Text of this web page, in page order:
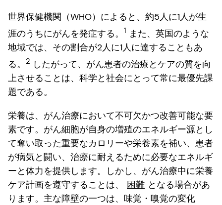
世界保健機関（WHO）によると、約5人に1人が生
涯のうちにがんを発症する。 1 また、英国のような
地域では、その割合が2人に1人に達することもあ
る。
2 したがって、がん患者の治療とケアの質を向
上させることは、科学と社会にとって常に最優先課
題である。
栄養は、がん治療において不可欠かつ改善可能な要
素です。がん細胞が自身の増殖のエネルギー源とし
て奪い取った重要なカロリーや栄養素を補い、患者
が病気と闘い、治療に耐えるために必要なエネルギ
ーと体力を提供します。しかし、がん治療中に栄養
ケア計画を遵守することは、 困難 となる場合があ
ります。主な障壁の一つは、味覚・嗅覚の変化